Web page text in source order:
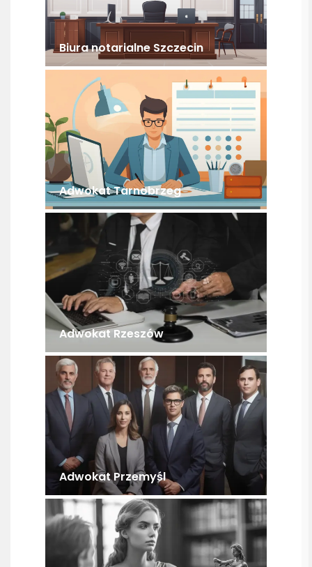
Biura notarialne Szczecin
Adwokat Tarnobrzeg
Adwokat Rzeszów
Adwokat Przemyśl